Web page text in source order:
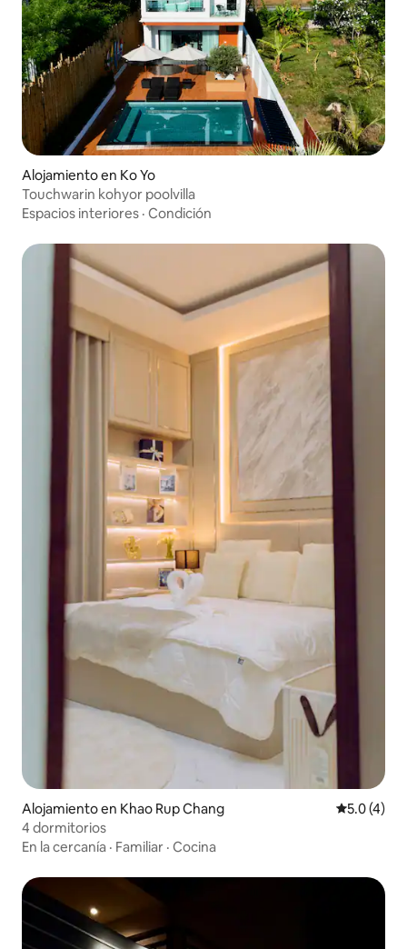
Alojamiento en Ko Yo
Touchwarin kohyor poolvilla
Espacios interiores · Condición
Alojamiento en Khao Rup Chang
5.0 (4)
4 dormitorios
En la cercanía · Familiar · Cocina